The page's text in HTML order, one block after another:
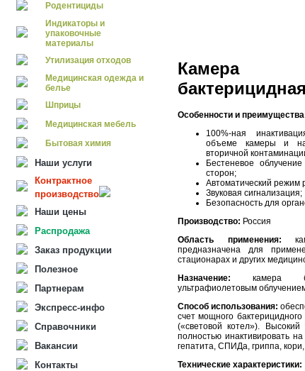
Родентициды
Индикаторы и
упаковочные
материалы
Утилизация отходов
Медицинская одежда и
белье
Шприцы
Медицинская мебель
Бытовая химия
Наши услуги
Контрактное
производство
Наши цены
Распродажа
Заказ продукции
Полезное
Партнерам
Экспресс-инфо
Справочники
Вакансии
Контакты
Камера
бактерицидная
Особенности и
100%-ная
объеме камеры и на
вторичной
Бестеневое
сторон;
Автоматический режим
Звуковая сигнализация;
Безопасность для
Производство: Россия
Область применения:
предназначена для
стационарах и других
Назначение: камера
ультрафиолетовым
Способ использования:
счет мощного
(«световой котел»).
полностью инактивировать
гепатита, СПИДа, гриппа,
Технические характеристики: